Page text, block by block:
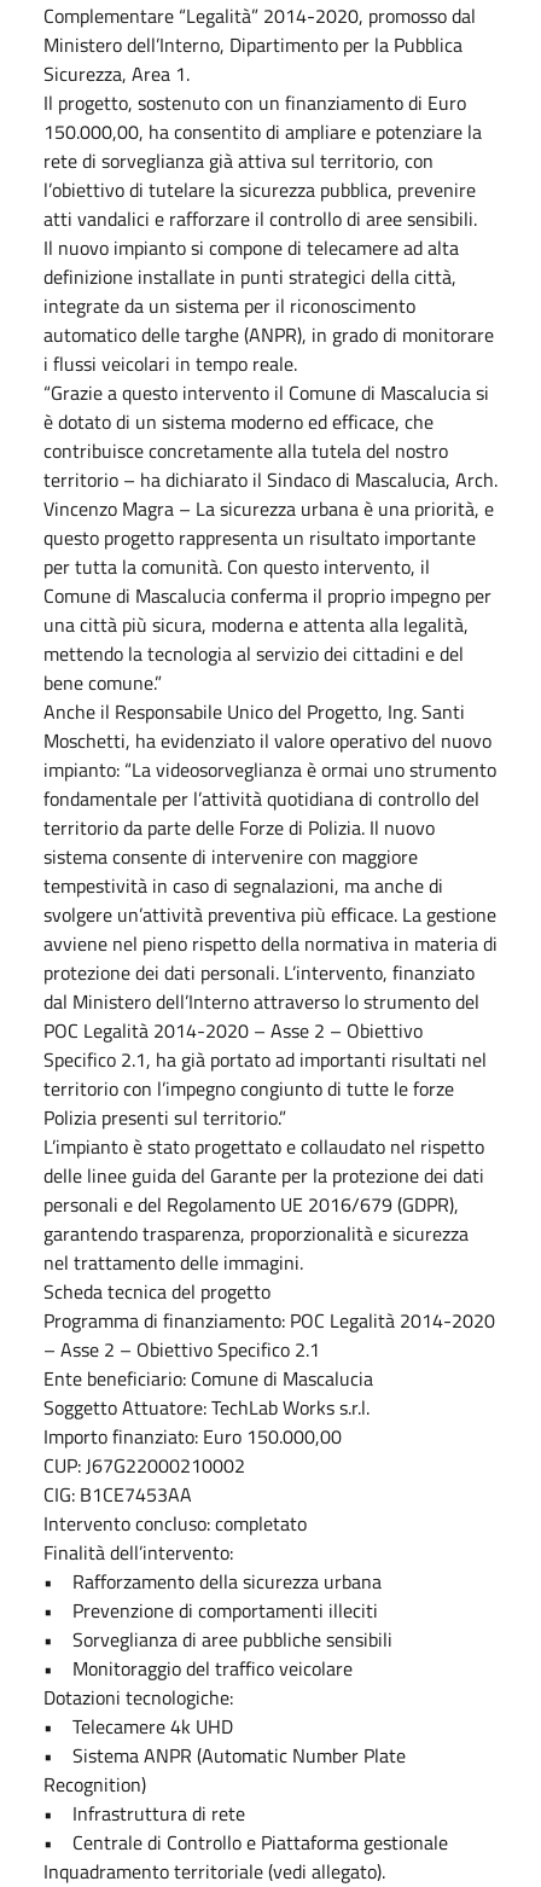
Complementare “Legalità” 2014-2020, promosso dal
Ministero dell’Interno, Dipartimento per la Pubblica
Sicurezza, Area 1.
Il progetto, sostenuto con un finanziamento di Euro
150.000,00, ha consentito di ampliare e potenziare la
rete di sorveglianza già attiva sul territorio, con
l’obiettivo di tutelare la sicurezza pubblica, prevenire
atti vandalici e rafforzare il controllo di aree sensibili.
Il nuovo impianto si compone di telecamere ad alta
definizione installate in punti strategici della città,
integrate da un sistema per il riconoscimento
automatico delle targhe (ANPR), in grado di monitorare
i flussi veicolari in tempo reale.
“Grazie a questo intervento il Comune di Mascalucia si
è dotato di un sistema moderno ed efficace, che
contribuisce concretamente alla tutela del nostro
territorio – ha dichiarato il Sindaco di Mascalucia, Arch.
Vincenzo Magra – La sicurezza urbana è una priorità, e
questo progetto rappresenta un risultato importante
per tutta la comunità. Con questo intervento, il
Comune di Mascalucia conferma il proprio impegno per
una città più sicura, moderna e attenta alla legalità,
mettendo la tecnologia al servizio dei cittadini e del
bene comune.”
Anche il Responsabile Unico del Progetto, Ing. Santi
Moschetti, ha evidenziato il valore operativo del nuovo
impianto: “La videosorveglianza è ormai uno strumento
fondamentale per l’attività quotidiana di controllo del
territorio da parte delle Forze di Polizia. Il nuovo
sistema consente di intervenire con maggiore
tempestività in caso di segnalazioni, ma anche di
svolgere un’attività preventiva più efficace. La gestione
avviene nel pieno rispetto della normativa in materia di
protezione dei dati personali. L’intervento, finanziato
dal Ministero dell’Interno attraverso lo strumento del
POC Legalità 2014-2020 – Asse 2 – Obiettivo
Specifico 2.1, ha già portato ad importanti risultati nel
territorio con l’impegno congiunto di tutte le forze
Polizia presenti sul territorio.”
L’impianto è stato progettato e collaudato nel rispetto
delle linee guida del Garante per la protezione dei dati
personali e del Regolamento UE 2016/679 (GDPR),
garantendo trasparenza, proporzionalità e sicurezza
nel trattamento delle immagini.
Scheda tecnica del progetto
Programma di finanziamento: POC Legalità 2014-2020
– Asse 2 – Obiettivo Specifico 2.1
Ente beneficiario: Comune di Mascalucia
Soggetto Attuatore: TechLab Works s.r.l.
Importo finanziato: Euro 150.000,00
CUP: J67G22000210002
CIG: B1CE7453AA
Intervento concluso: completato
Finalità dell’intervento:
• Rafforzamento della sicurezza urbana
• Prevenzione di comportamenti illeciti
• Sorveglianza di aree pubbliche sensibili
• Monitoraggio del traffico veicolare
Dotazioni tecnologiche:
• Telecamere 4k UHD
• Sistema ANPR (Automatic Number Plate
Recognition)
• Infrastruttura di rete
• Centrale di Controllo e Piattaforma gestionale
Inquadramento territoriale (vedi allegato).